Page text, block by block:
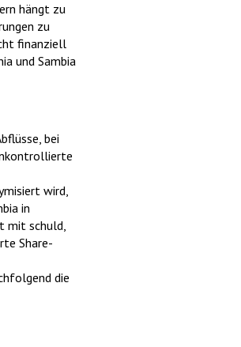
hängt zu
zu
finanziell
und Sambia
bei
wird,
in
mit schuld,
Share-
die